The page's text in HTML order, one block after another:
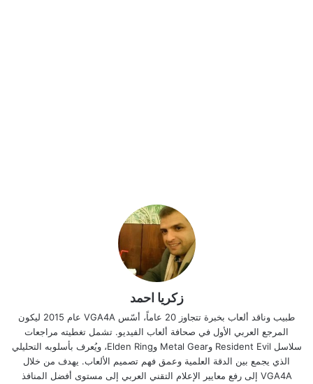
زكريا احمد
طبيب وناقد ألعاب بخبرة تتجاوز 20 عاماً، أسّس VGA4A عام 2015 ليكون
المرجع العربي الأول في صحافة ألعاب الفيديو. تشمل تغطيته مراجعات
سلاسل Resident Evil وMetal Gear وElden Ring، ويُعرف بأسلوبه التحليلي
الذي يجمع بين الدقة العلمية وعمق فهم تصميم الألعاب. يهدف من خلال
VGA4A إلى رفع معايير الإعلام التقني العربي إلى مستوى أفضل المنافذ